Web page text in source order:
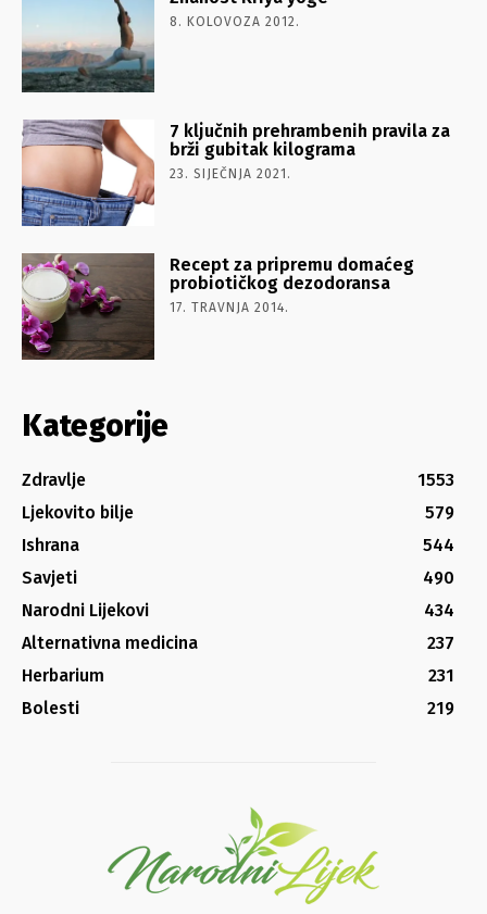
8. KOLOVOZA 2012.
7 ključnih prehrambenih pravila za
brži gubitak kilograma
23. SIJEČNJA 2021.
Recept za pripremu domaćeg
probiotičkog dezodoransa
17. TRAVNJA 2014.
Kategorije
Zdravlje
1553
Ljekovito bilje
579
Ishrana
544
Savjeti
490
Narodni Lijekovi
434
Alternativna medicina
237
Herbarium
231
Bolesti
219